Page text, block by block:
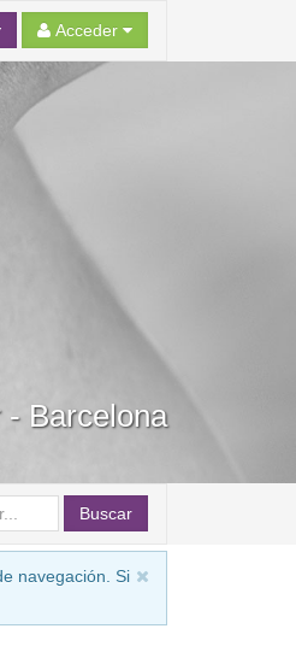
Acceder
Barcelona
Buscar
navegación. Si